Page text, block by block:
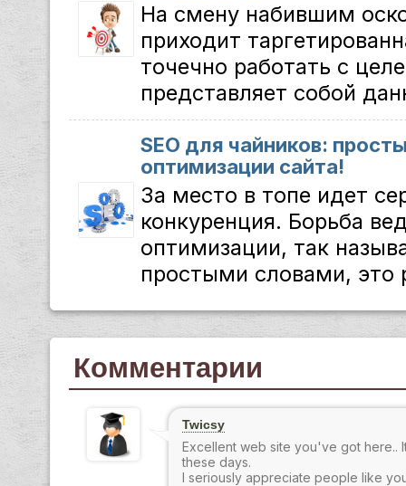
На смену набившим
приходит
точечно работать с
представляет собой
SEO для чайников:
оптимизации сайта!
За место в топе идет
конкуренция. Борьба
оптимизации, так
простыми словами, это
Комментарии
Twicsy
Excellent web site you've got here..
these days.
I seriously appreciate people like